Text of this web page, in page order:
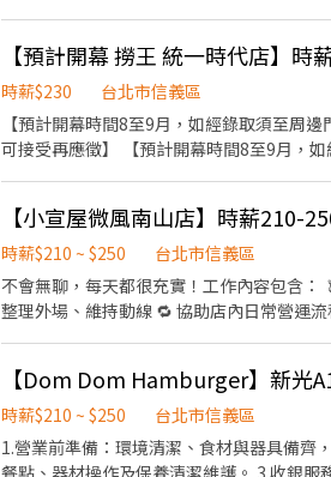
作站技能學習、獨立作業。 3.通過各級考核與加計工
開缺，可任選您想要的應徵) 堤諾莊敬門市
生東路三段11號(捷運-行天宮站一號出口)
台北市士林區中正路209號(捷運-士林站一號出口) ✨我們在找 YOU ☛ 學習成長、規劃未來就是現在!! 😊應徵方
將盡快回覆。 或點職缺留言詢問想了解的
時薪$230
台北市信義區
【預計開幕時間8至9月，如經錄取須至周
可接受再應徵】 【預計開幕時間8至9月，如經錄取須至周邊門
中！☆☆☆ ★★北中南全面展店，上半年
加入我們，戰力全開！☆★ 若你認同我們的
的滿意笑容是你的成就感來源，那你非常適
時，多拿 1,000 元排班獎勵金； 衝到 120
在乎的事。 【你會做什麼？】 ◆ 外場－餐
結帳收款 進階工作（時薪多 +5 元）： 4.
菜、處理根莖類食材 出餐擺盤、麵手、順
區、刷地 進階工作（時薪多 +5 元）： 6.
要長時間站立沒問題 ✔ 喜歡餐飲、樂於付出
（內外場）：11:30–22:30 ※ 以上僅為概略
【小宣屋微風南山店】時薪210-
時薪$210 ~ $250
台北市信義區
不會無聊，每天都很充實！工作內容包含： 🥬 食材準備，出餐上桌 🍲 鍋物料理，香噴噴 🙋‍♀️ 招呼客人，介紹餐點、協助用餐 🧼
整理外場、維持動線 🔁 協助店內日常營運流程 ⸻ 💵【薪資＆福利】 💰 時薪 $210 ～ $250（表現佳還會再加！） 🕒
✨ 團隊合作一把罩 ✨ 喜歡日式文化、壽喜燒就更讚
北微風南山 📮 台北市信義區松智路17號B2 ⸻ 🙌 快來加入我們！ 📩 想上班？想學習？想賺錢？ 都來都來～只缺你啦！ 快私
訊我們或投遞履歷，馬上聯絡你！
【Dom Dom Hamburger】新光
時薪$210 ~ $250
台北市信義區
1.營業前準備：環境清潔、食材與器具備齊，配合門市營運輪班（早班/
餐點、器材操作及保養清潔維護。 3.收銀服務：顧